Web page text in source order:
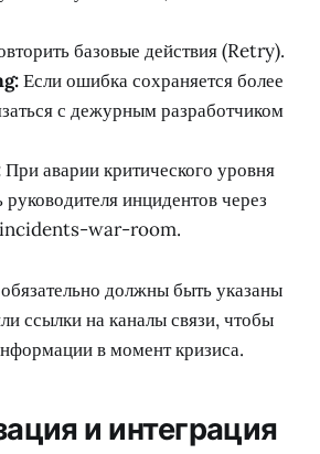
базовые действия (Retry).
Если ошибка сохраняется более
с дежурным разработчиком
При аварии критического уровня
инцидентов через
war-room.
должны быть указаны
ссылки на каналы связи, чтобы
в момент кризиса.
и интеграция